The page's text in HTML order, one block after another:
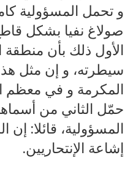
و تحمل المسؤولية
صولاغ نفيا بشكل
الأول ذلك بأن منطقة
سيطرته، و إن مثل
المكرمة و في معظم
حمّل الثاني من أسماهم
المسؤولية، قائلا:
إشاعة الإنتحاريين.